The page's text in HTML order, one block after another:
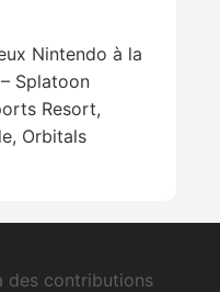
Nintendo à la
Splatoon
Resort,
Orbitals
des contributions